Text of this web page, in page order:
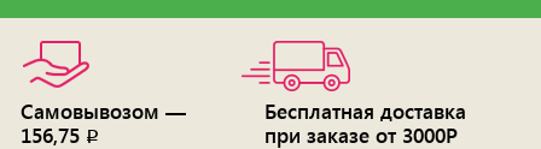
Самовывозом —
156,75 p
Бесплатная доставка
при заказе от 3000Р